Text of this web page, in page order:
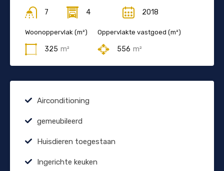
7 4 2018
Woonoppervlak (m²)
325 m²
Oppervlakte vastgoed (m²)
556 m²
Airconditioning
gemeubileerd
Huisdieren toegestaan
Ingerichte keuken